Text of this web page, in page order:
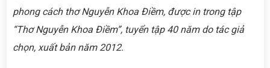
phong cách thơ Nguyễn Khoa Điềm, được in trong tập
“Thơ Nguyễn Khoa Điềm”, tuyển tập 40 năm do tác giả
chọn, xuất bản năm 2012.